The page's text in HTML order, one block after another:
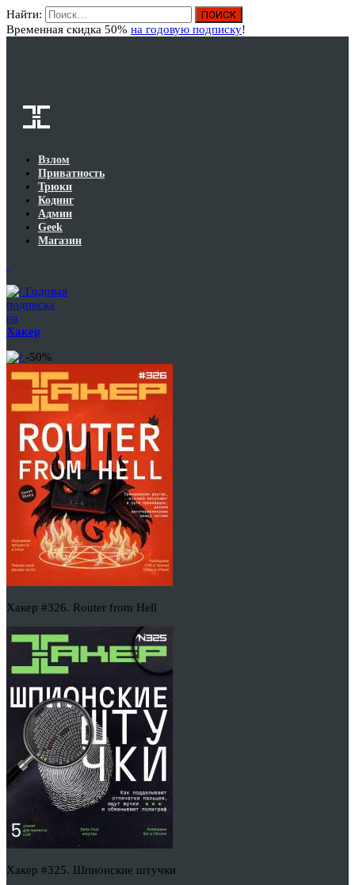
Найти:
Временная скидка 50% на годовую подписку!
Взлом
Приватность
Трюки
Кодинг
Админ
Geek
Магазин
Годовая
подписка
на
Хакер
-50%
Хакер #326. Router from Hell
Хакер #325. Шпионские штучки